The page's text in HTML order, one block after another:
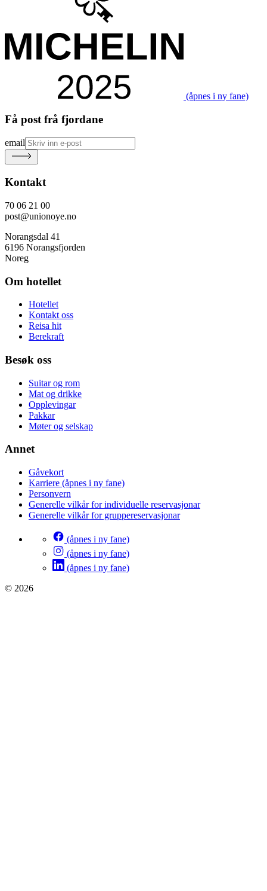
(åpnes i ny fane)
Få post frå fjordane
email
Kontakt
70 06 21 00
post@unionoye.no
Norangsdal 41
6196 Norangsfjorden
Noreg
Om hotellet
Hotellet
Kontakt oss
Reisa hit
Berekraft
Besøk oss
Suitar og rom
Mat og drikke
Opplevingar
Pakkar
Møter og selskap
Annet
Gåvekort
Karriere (åpnes i ny fane)
Personvern
Generelle vilkår for individuelle reservasjonar
Generelle vilkår for gruppereservasjonar
(åpnes i ny fane)
(åpnes i ny fane)
(åpnes i ny fane)
© 2026